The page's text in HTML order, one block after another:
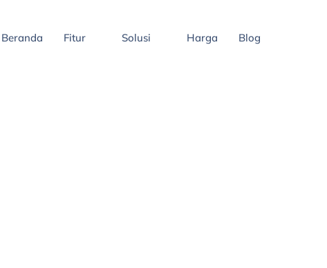
Beranda Fitur Solusi Harga Blog